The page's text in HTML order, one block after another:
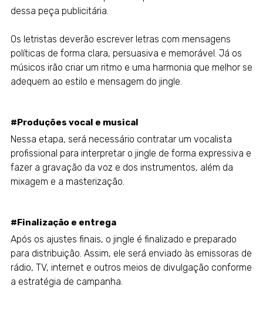
dessa peça publicitária.
Os letristas deverão escrever letras com mensagens
políticas de forma clara, persuasiva e memorável. Já os
músicos irão criar um ritmo e uma harmonia que melhor se
adequem ao estilo e mensagem do jingle.
#Produções vocal e musical
Nessa etapa, será necessário contratar um vocalista
profissional para interpretar o jingle de forma expressiva e
fazer a gravação da voz e dos instrumentos, além da
mixagem e a masterização.
#Finalização e entrega
Após os ajustes finais, o jingle é finalizado e preparado
para distribuição. Assim, ele será enviado às emissoras de
rádio, TV, internet e outros meios de divulgação conforme
a estratégia de campanha.